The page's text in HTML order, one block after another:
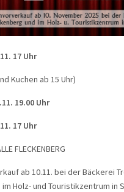
17 Uhr
Kuchen ab 15 Uhr)
19.00 Uhr
17 Uhr
FLECKENBERG
ab 10.11. bei der Bäckerei
Holz- und Touristikzentrum in